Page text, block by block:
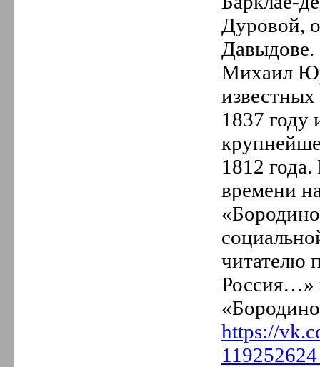
Дуровой,
Давыдове.
Михаил
1837 году
1812 года.
времени
читателю
Россия…»
https://